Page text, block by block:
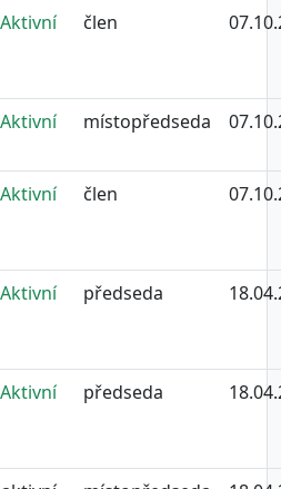
Aktivní člen
Aktivní místopředseda
Aktivní člen
Aktivní předseda
Aktivní předseda